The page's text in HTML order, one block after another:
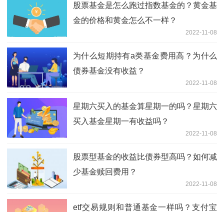
股票基金是怎么跑过指数基金的？黄金基
金的价格和黄金怎么不一样？
2022-11-08
为什么短期持有a类基金费用高？为什么
债券基金没有收益？
2022-11-08
星期六买入的基金算星期一的吗？星期六
买入基金星期一有收益吗？
2022-11-08
股票型基金的收益比债券型高吗？如何减
少基金赎回费用？
2022-11-08
etf交易规则和普通基金一样吗？支付宝